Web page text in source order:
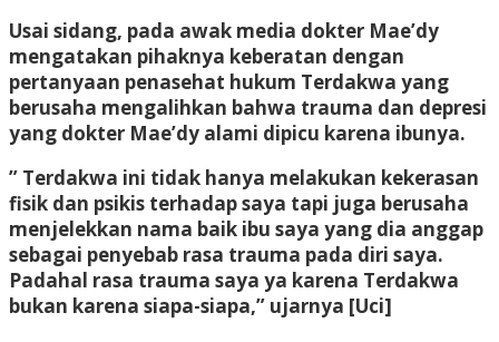
Usai sidang, pada awak media dokter Mae’dy
mengatakan pihaknya keberatan dengan
pertanyaan penasehat hukum Terdakwa yang
berusaha mengalihkan bahwa trauma dan depresi
yang dokter Mae’dy alami dipicu karena ibunya.
” Terdakwa ini tidak hanya melakukan kekerasan
fisik dan psikis terhadap saya tapi juga berusaha
menjelekkan nama baik ibu saya yang dia anggap
sebagai penyebab rasa trauma pada diri saya.
Padahal rasa trauma saya ya karena Terdakwa
bukan karena siapa-siapa,” ujarnya [Uci]